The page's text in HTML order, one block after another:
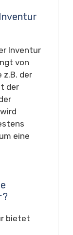
Inventur
von
z.B. der
der
eine
bietet